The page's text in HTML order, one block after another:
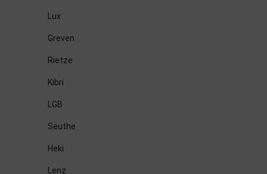
Lux
Greven
Rietze
Kibri
LGB
Seuthe
Heki
Lenz